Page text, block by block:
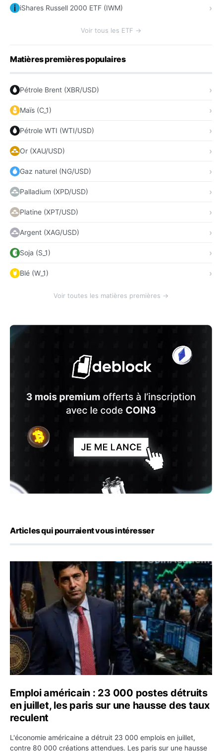
iShares Russell 2000 ETF (IWM)
Voir tous les ETF →
Matières premières populaires
Pétrole Brent (XBR/USD)
Maïs (C_1)
Pétrole WTI (WTI/USD)
Or (XAU/USD)
Gaz naturel (NG/USD)
Palladium (XPD/USD)
Platine (XPT/USD)
Argent (XAG/USD)
Soja (S_1)
Blé (W_1)
Voir toutes les matières premières →
Articles qui pourraient vous intéresser
Emploi américain : 23 000 postes détruits en juillet, les
Emploi américain : 23 000 postes détruits
en juillet, les paris sur une hausse des taux
reculent
L'économie américaine a détruit 23 000 emplois en juillet,
contre 80 000 créations attendues. Les paris sur une hausse